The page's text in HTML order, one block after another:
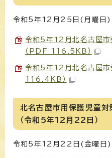
令和5年12月25日(月曜日
令和5年12月北名古屋
（PDF 116.5KB）
令和5年12月北名古屋
116.4KB）
北名古屋市用保護児童対
（令和5年12月22日）
令和5年12月22日(金曜日